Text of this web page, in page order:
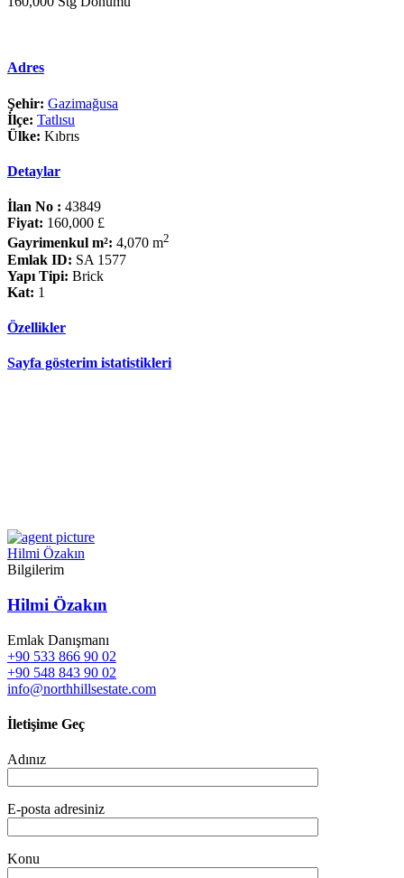
Adres
Şehir: Gazimağusa
İlçe: Tatlısu
Ülke: Kıbrıs
Detaylar
İlan No : 43849
Fiyat: 160,000 £
Gayrimenkul m²: 4,070 m2
Emlak ID: SA 1577
Yapı Tipi: Brick
Kat: 1
Özellikler
Sayfa gösterim istatistikleri
Hilmi Özakın
Bilgilerim
Hilmi Özakın
Emlak Danışmanı
+90 533 866 90 02
+90 548 843 90 02
info@northhillsestate.com
İletişime Geç
Adınız
E-posta adresiniz
Konu